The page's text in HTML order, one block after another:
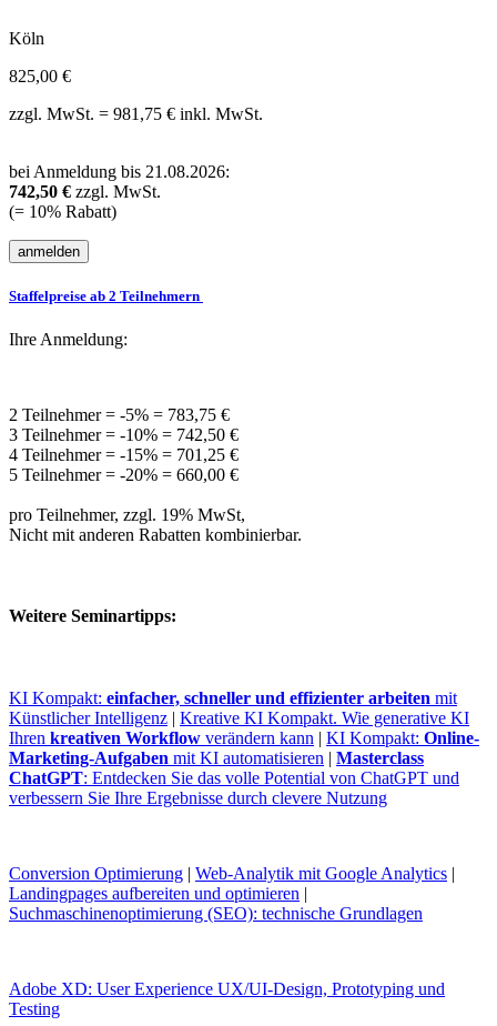
Köln
825,00 €
zzgl. MwSt. = 981,75 € inkl. MwSt.
bei Anmeldung bis 21.08.2026:
742,50 € zzgl. MwSt.
(= 10% Rabatt)
Staffelpreise ab 2 Teilnehmern
Ihre Anmeldung:
2 Teilnehmer = -5% = 783,75 €
3 Teilnehmer = -10% = 742,50 €
4 Teilnehmer = -15% = 701,25 €
5 Teilnehmer = -20% = 660,00 €
pro Teilnehmer, zzgl. 19% MwSt,
Nicht mit anderen Rabatten kombinierbar.
Weitere Seminartipps:
KI Kompakt: einfacher, schneller und effizienter arbeiten mit
Künstlicher Intelligenz | Kreative KI Kompakt. Wie generative KI
Ihren kreativen Workflow verändern kann | KI Kompakt: Online-
Marketing-Aufgaben mit KI automatisieren | Masterclass
ChatGPT: Entdecken Sie das volle Potential von ChatGPT und
verbessern Sie Ihre Ergebnisse durch clevere Nutzung
Conversion Optimierung | Web-Analytik mit Google Analytics |
Landingpages aufbereiten und optimieren |
Suchmaschinenoptimierung (SEO): technische Grundlagen
Adobe XD: User Experience UX/UI-Design, Prototyping und
Testing